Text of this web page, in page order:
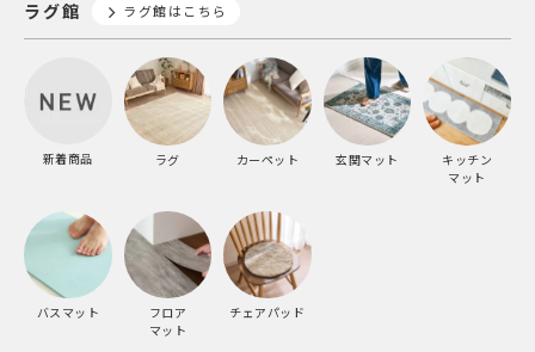
ラグ館 ラグ館はこちら
新着商品 ラグ カーペット 玄関マット
キッチン
マット
バスマット
フロア
マット
チェアパッド